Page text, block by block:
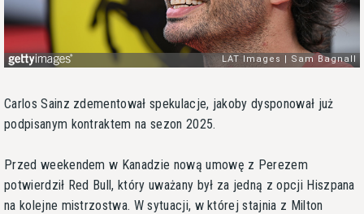
Carlos Sainz zdementował spekulacje, jakoby dysponował już
podpisanym kontraktem na sezon 2025.
Przed weekendem w Kanadzie nową umowę z Perezem
potwierdził Red Bull, który uważany był za jedną z opcji Hiszpana
na kolejne mistrzostwa. W sytuacji, w której stajnia z Milton